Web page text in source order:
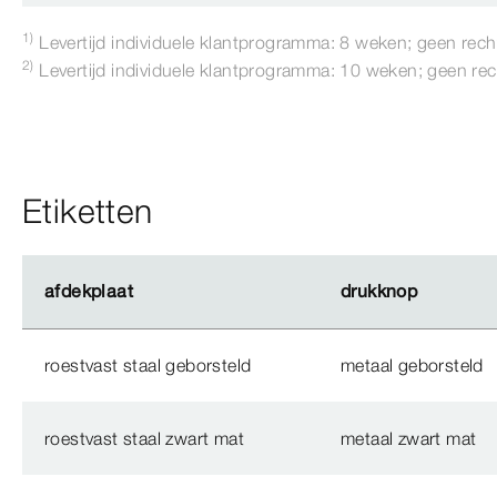
1) Levertijd individuele klantprogramma: 8 weken; geen
2) Levertijd individuele klantprogramma: 10 weken; geen
Etiketten
afdekplaat drukknop
afdekplaat drukknop
roestvast staal geborsteld metaal geborsteld
roestvast staal zwart mat metaal zwart mat